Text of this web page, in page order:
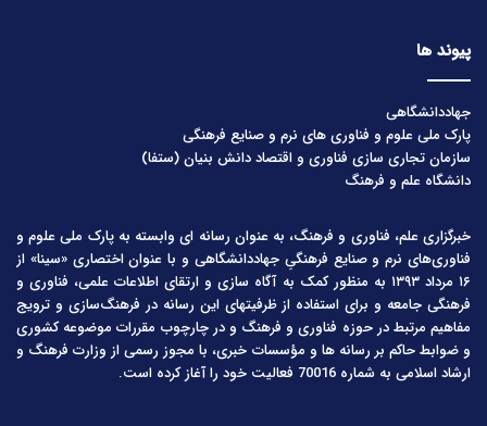
پیوند ها
جهاددانشگاهی
پارک ملی علوم و فناوری های نرم و صنایع فرهنگی
سازمان تجاری سازی فناوری و اقتصاد دانش بنیان (ستفا)
دانشگاه علم و فرهنگ
خبرگزاری علم، فناوری و فرهنگ، به عنوان رسانه ای وابسته به پارک ملی علوم و
فناوری‌های نرم و صنایع فرهنگیِ جهاددانشگاهی و با عنوان اختصاری «سینا» از
۱۶ مرداد ۱۳۹۳ به منظور کمک به آگاه سازی و ارتقای اطلاعات علمی، فناوری و
فرهنگی جامعه و برای استفاده از ظرفیتهای این رسانه در فرهنگ‌سازی و ترویج
مفاهیم مرتبط در حوزه فناوری و فرهنگ و در چارچوب مقررات موضوعه کشوری
و ضوابط حاکم بر رسانه ها و مؤسسات خبری، با مجوز رسمی از وزارت فرهنگ و
ارشاد اسلامی به شماره 70016 فعالیت خود را آغاز کرده است.